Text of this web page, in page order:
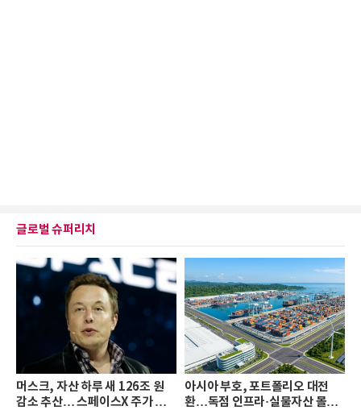
글로벌 슈퍼리치
머스크, 자산 하루 새 126조 원
감소 추산… 스페이스X 주가 하
아시아 부호, 포트폴리오 대전
환…독점 인프라·실물자산 몰린